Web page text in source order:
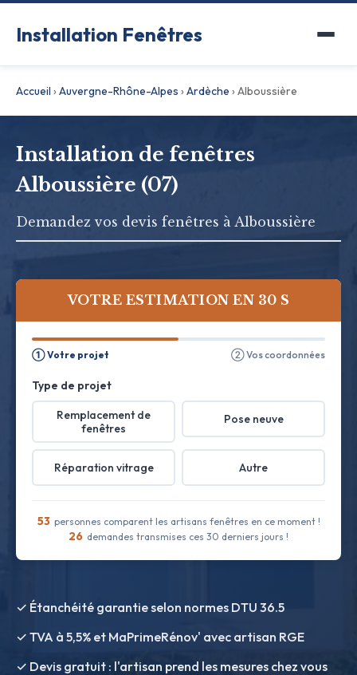
Installation Fenêtres
Accueil ›Auvergne-Rhône-Alpes ›Ardèche ›Alboussière
Installation de fenêtres
Alboussière (07)
Demandez vos devis fenêtres à Alboussière
VOTRE ESTIMATION EN 30 S
① Votre projet ② Vos coordonnées
Type de projet
Remplacement de
fenêtres
Pose neuve
Réparation vitrage Autre
53 personnes comparent les artisans fenêtres en ce moment !
26 demandes transmises ces 30 derniers jours !
✓ Étanchéité garantie selon normes DTU 36.5
✓ TVA à 5,5% et MaPrimeRénov' avec artisan RGE
✓ Devis gratuit : l'artisan prend les mesures chez vous